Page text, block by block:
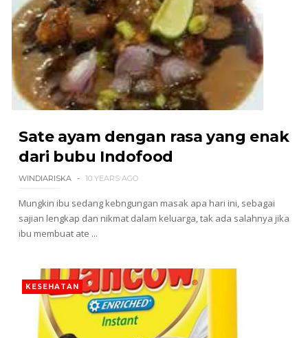
Sate ayam dengan rasa yang enak
dari bubu Indofood
WINDIARISKA 10 YEARS AGO
Mungkin ibu sedang kebngungan masak apa hari ini, sebagai
sajian lengkap dan nikmat dalam keluarga, tak ada salahnya jika
ibu membuat ate ...
KESEHATAN